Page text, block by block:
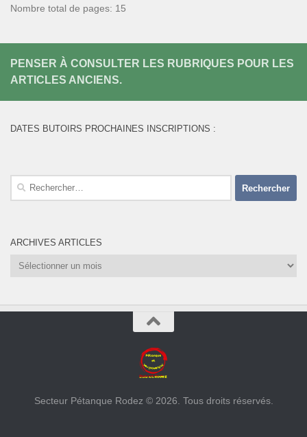
Nombre total de pages: 15
PENSER À CONSULTER LES RUBRIQUES POUR LES
ARTICLES ANCIENS.
DATES BUTOIRS PROCHAINES INSCRIPTIONS :
Rechercher :
ARCHIVES ARTICLES
Archives
Secteur Pétanque Rodez © 2026. Tous droits réservés.